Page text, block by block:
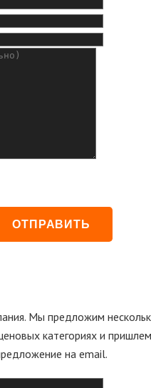
Мы предложим
категориях и
на email.